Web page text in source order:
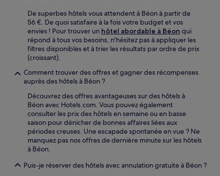
De superbes hôtels vous attendent à Béon à partir de
56 €. De quoi satisfaire à la fois votre budget et vos
envies ! Pour trouver un hôtel abordable à Béon qui
répond à tous vos besoins, n'hésitez pas à appliquer les
filtres disponibles et à trier les résultats par ordre de prix
(croissant).
Comment trouver des offres et gagner des récompenses
auprès des hôtels à Béon ?
Découvrez des offres avantageuses sur des hôtels à
Béon avec Hotels.com. Vous pouvez également
consulter les prix des hôtels en semaine ou en basse
saison pour dénicher de bonnes affaires liées aux
périodes creuses. Une escapade spontanée en vue ? Ne
manquez pas nos offres de dernière minute sur les hôtels
à Béon.
Puis-je réserver des hôtels avec annulation gratuite à Béon ?